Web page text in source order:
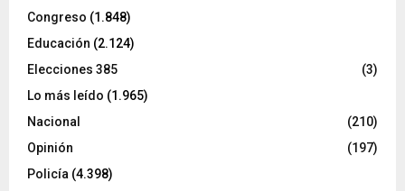
Congreso (1.848)
Educación (2.124)
Elecciones 385
(3)
Lo más leído (1.965)
Nacional
(210)
Opinión
(197)
Policía (4.398)